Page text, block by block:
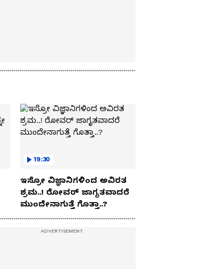
19:30
ಇಸ್ರೋ ವಿಜ್ಞಾನಿಗಳಿಂದ ಅವಿರತ
ಶ್ರಮ..! ರೋವರ್ ಜಾಗೃತವಾದರೆ
ಮುಂದೇನಾಗುತ್ತೆ ಗೊತ್ತಾ..?